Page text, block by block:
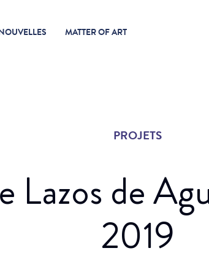
MATTER OF ART
PROJETS
Lazos de
2019